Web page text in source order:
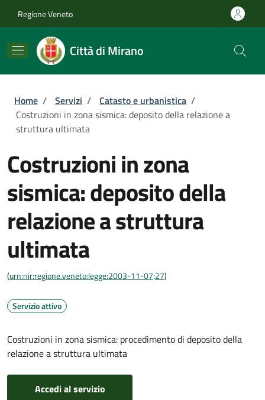
Regione Veneto
Città di Mirano
Briciole di pane
Home / Servizi / Catasto e urbanistica /
Costruzioni in zona sismica: deposito della relazione a
struttura ultimata
Costruzioni in zona
sismica: deposito della
relazione a struttura
ultimata
(urn:nir:regione.veneto:legge:2003-11-07;27)
Servizio attivo
Costruzioni in zona sismica: procedimento di deposito della
relazione a struttura ultimata
Accedi al servizio